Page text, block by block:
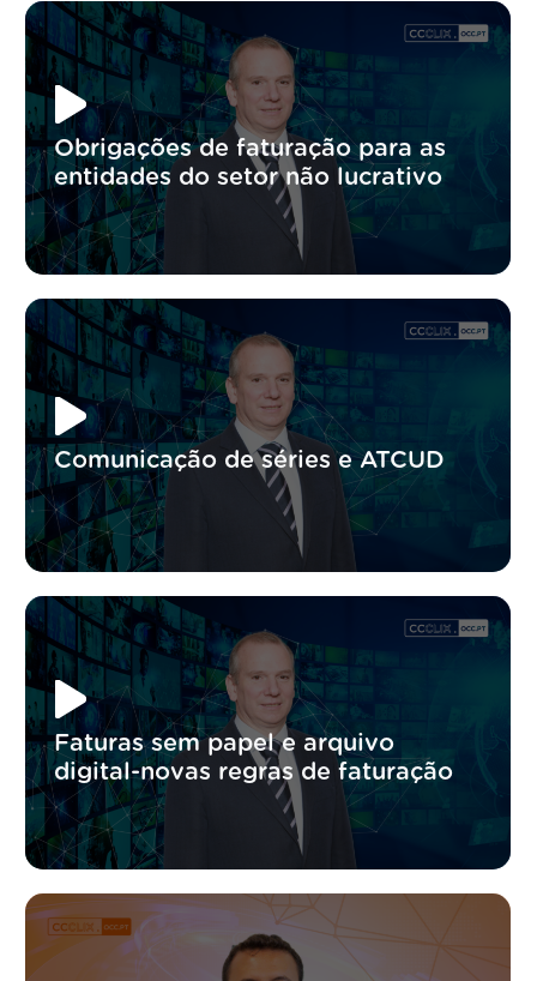
Obrigações de faturação para as
entidades do setor não lucrativo
Comunicação de séries e ATCUD
Faturas sem papel e arquivo
digital-novas regras de faturação